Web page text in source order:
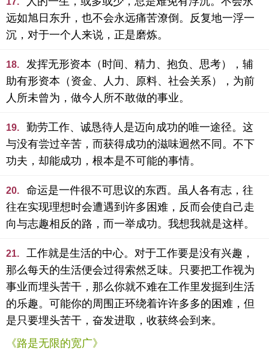
远如旭日东升，也不会永远痛苦潦倒。反复地一浮一
沉，对于一个人来说，正是磨炼。
18.
发挥无形资本（时间、精力、抱负、思考），辅
助有形资本（资金、人力、原料、社会关系），为前
人所未曾为，做今人所不敢做的事业。
19.
勤劳工作、诚恳待人是迈向成功的唯一途径。这
与没有尝过辛苦，而获得成功的滋味迥然不同。不下
功夫，却能成功，根本是不可能的事情。
20.
命运是一件很不可思议的东西。虽人各有志，往
往在实现理想时会遭遇到许多困难，反而会使自己走
向与志趣相反的路，而一举成功。我想我就是这样。
21.
工作就是生活的中心。对于工作要是没有兴趣，
那么每天的生活便会过得索然乏味。只要把工作视为
事业而埋头苦干，那么你就不难在工作里发掘到生活
的乐趣。可能你的周围正环绕着许许多多的困难，但
是只要埋头苦干，奋发进取，收获终会到来。
《路是无限的宽广》